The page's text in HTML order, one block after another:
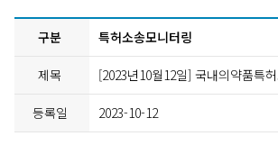
구분 특허소송모니터링
제목 [2023년10월12일] 국내의약품특
등록일 2023-10-12